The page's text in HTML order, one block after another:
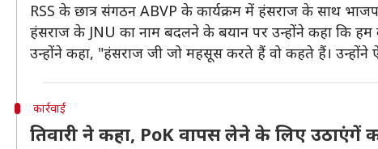
RSS के छात्र संगठन ABVP के कार्यक्रम में हंसराज के साथ
हंसराज के JNU का नाम बदलने के बयान पर उन्होंने कहा कि
उन्होंने कहा, "हंसराज जी जो महसूस करते हैं वो कहते हैं। उन्होंने
कार्रवाई
तिवारी ने कहा, PoK वापस लेने के लिए उठाएंगें